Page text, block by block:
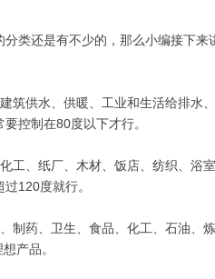
类还是有不少的，那么小编接下
筑供水、 供暖、 工业和生活给排水、
控制在80度以下才行。
工、 纸厂、 木材、饭店、 纺织、 浴
120度就行。
制药、 卫生、 食品、 化工、 石油、
产品。